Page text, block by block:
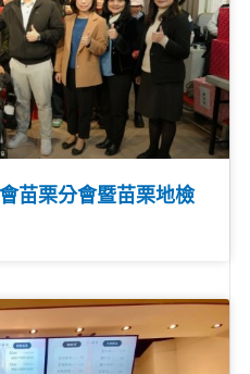
苗栗分會暨苗栗地檢